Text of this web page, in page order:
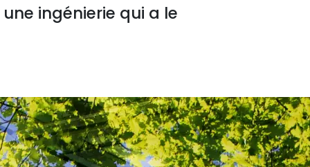
ingénierie qui a le